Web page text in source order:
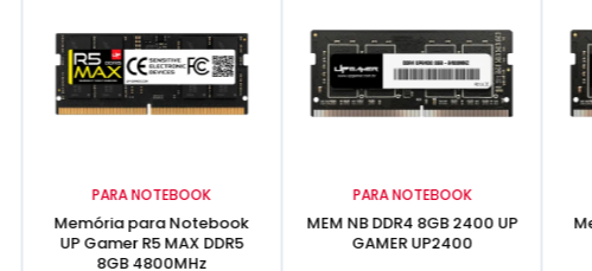
PARA NOTEBOOK
Memória para Notebook
UP Gamer R5 MAX DDR5
8GB 4800MHz
PARA NOTEBOOK
MEM NB DDR4 8GB 2400 UP
GAMER UP2400